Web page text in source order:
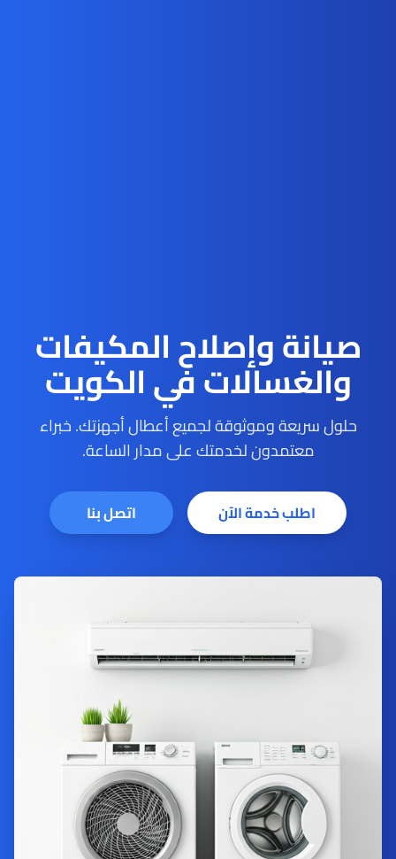
صيانة وإصلاح المكيفات
والغسالات في الكويت
حلول سريعة وموثوقة لجميع أعطال أجهزتك. خبراء
معتمدون لخدمتك على مدار الساعة.
اطلب خدمة الآن اتصل بنا